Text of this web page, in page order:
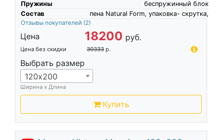
Пружины
беспружинный блок
Состав
пена Natural Form, упаковка- скрутка,
Отзывы покупателей (2)
Цена 18200 руб.
Цена без скидки 30333 р.
Выбрать размер
120х200
Ширина х Длина
Купить